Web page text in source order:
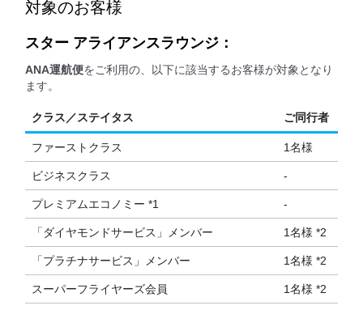
対象のお客様
スター アライアンスラウンジ：
ANA運航便をご利用の、以下に該当するお客様が対象となり
ます。
クラス／ステイタス ご同行者
ファーストクラス 1名様
ビジネスクラス -
プレミアムエコノミー *1 -
「ダイヤモンドサービス」メンバー 1名様 *2
「プラチナサービス」メンバー 1名様 *2
スーパーフライヤーズ会員 1名様 *2